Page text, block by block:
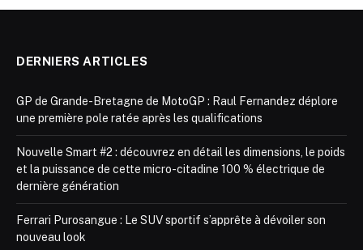
DERNIERS ARTICLES
GP de Grande-Bretagne de MotoGP : Raul Fernandez déplore
une première pole ratée après les qualifications
Nouvelle Smart #2 : découvrez en détail les dimensions, le poids
et la puissance de cette micro-citadine 100 % électrique de
dernière génération
Ferrari Purosangue : Le SUV sportif s’apprête à dévoiler son
nouveau look